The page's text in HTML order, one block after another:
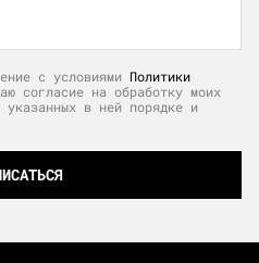
с условиями Политики
согласие на обработку моих
указанных в ней порядке и